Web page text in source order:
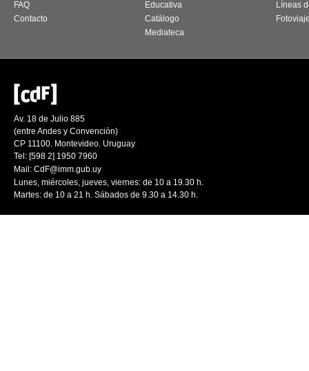
FAQ
Contacto
Educativa
Catálogo
Mediateca
Líneas
Av. 18 de Julio 885
(entre Andes y Convención)
CP 11100. Montevideo. Uruguay
Tel: [598 2] 1950 7960
Mail: CdF@imm.gub.uy
Lunes, miércoles, jueves, viernes: de 10 a 19.30 h.
Martes: de 10 a 21 h. Sábados de 9.30 a 14.30 h.